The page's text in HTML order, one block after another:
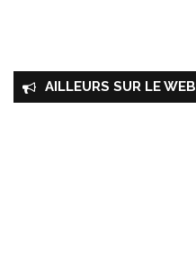
AILLEURS SUR LE WEB